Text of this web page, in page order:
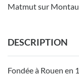
Matmut sur
DESCRIPTION
Fondée à Rouen